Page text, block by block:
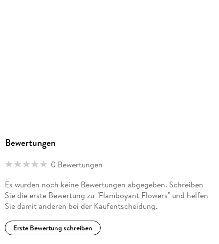
Bewertungen
0 Bewertungen
Es wurden noch keine Bewertungen abgegeben. Schreiben
Sie die erste Bewertung zu "Flamboyant Flowers" und helfen
Sie damit anderen bei der Kaufentscheidung.
Erste Bewertung schreiben